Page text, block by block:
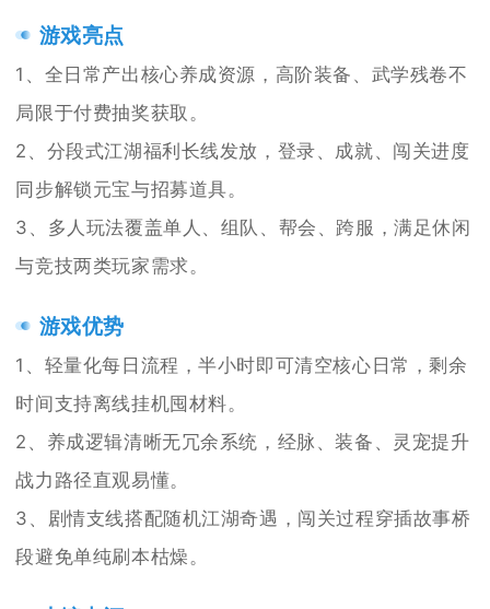
游戏亮点
1、全日常产出核心养成资源，高阶装备、武学残卷不
局限于付费抽奖获取。
2、分段式江湖福利长线发放，登录、成就、闯关进度
同步解锁元宝与招募道具。
3、多人玩法覆盖单人、组队、帮会、跨服，满足休闲
与竞技两类玩家需求。
游戏优势
1、轻量化每日流程，半小时即可清空核心日常，剩余
时间支持离线挂机囤材料。
2、养成逻辑清晰无冗余系统，经脉、装备、灵宠提升
战力路径直观易懂。
3、剧情支线搭配随机江湖奇遇，闯关过程穿插故事桥
段避免单纯刷本枯燥。